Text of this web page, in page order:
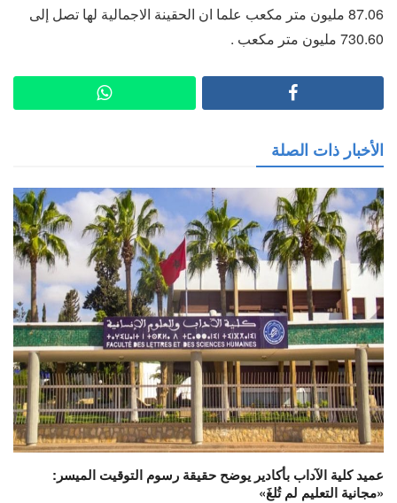
87.06 مليون متر مكعب علما ان الحقينة الاجمالية لها تصل إلى
730.60 مليون متر مكعب .
الأخبار ذات الصلة
عميد كلية الآداب بأكادير يوضح حقيقة رسوم التوقيت الميسر:
«مجانية التعليم لم تُلغَ»